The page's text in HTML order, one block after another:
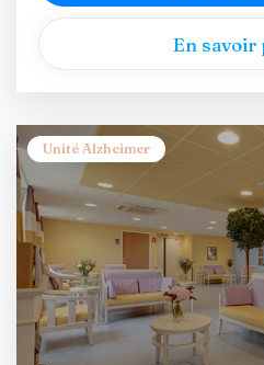
En savoir
Unité Alzheimer